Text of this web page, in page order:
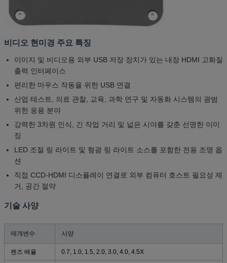
비디오 현미경 주요 특징
이미지 및 비디오용 외부 USB 저장 장치가 있는 내장 HDMI 고화질
출력 인터페이스
편리한 마우스 작동을 위한 USB 연결
산업 테스트, 의료 관찰, 교육, 과학 연구 및 자동화 시스템의 광범
위한 응용 분야
강력한 3차원 인식, 긴 작업 거리 및 넓은 시야를 갖춘 선명한 이미
징
LED 조절 링 라이트 및 형광 링 라이트 소스를 포함한 전용 조명 옵
션
직접 CCD-HDMI 디스플레이 연결로 외부 컴퓨터 호스트 필요성 제
거, 공간 절약
기술 사양
매개변수 사양
렌즈 배율 0.7, 1.0, 1.5, 2.0, 3.0, 4.0, 4.5X